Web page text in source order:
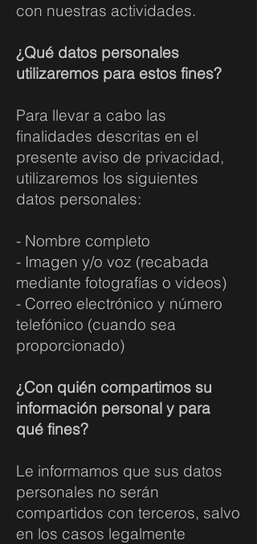
con nuestras actividades.
¿Qué datos personales
utilizaremos para estos fines?
Para llevar a cabo las
finalidades descritas en el
presente aviso de privacidad,
utilizaremos los siguientes
datos personales:
- Nombre completo
- Imagen y/o voz (recabada
mediante fotografías o videos)
- Correo electrónico y número
telefónico (cuando sea
proporcionado)
¿Con quién compartimos su
información personal y para
qué fines?
Le informamos que sus datos
personales no serán
compartidos con terceros, salvo
en los casos legalmente